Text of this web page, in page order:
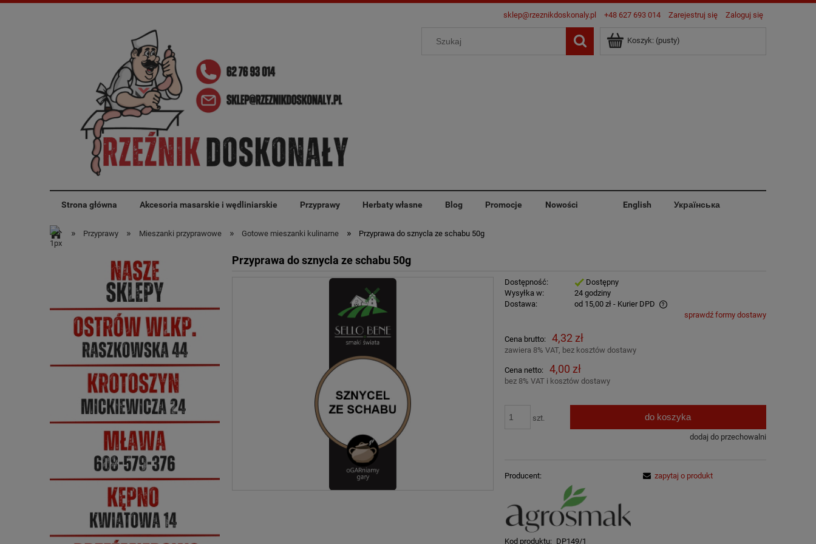
sklep@rzeznikdoskonaly.pl +48 627 693 014 Zarejestruj się Zaloguj się
Koszyk: (pusty)
Strona główna Akcesoria masarskie i wędliniarskie Przyprawy Herbaty własne Blog Promocje Nowości English Українська
» Przyprawy » Mieszanki przyprawowe » Gotowe mieszanki kulinarne » Przyprawa do sznycla ze schabu 50g
Przyprawa do sznycla ze schabu 50g
Dostępność:
Dostępny
Wysyłka w:
24 godziny
Dostawa:
od 15,00 zł - Kurier DPD
Cena nie zawiera ewentualnych kosztów
płatności
sprawdź formy dostawy
Cena brutto: 4,32 zł
zawiera 8% VAT, bez kosztów dostawy
Cena netto: 4,00 zł
bez 8% VAT i kosztów dostawy
szt. do koszyka
dodaj do przechowalni
Producent:
Kod produktu: DP149/1
zapytaj o produkt